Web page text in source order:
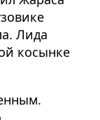
Лида
косынке